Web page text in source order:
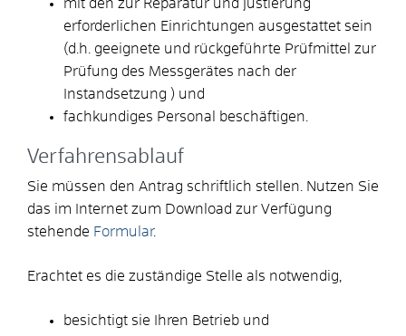
mit den zur Reparatur und Justierung
erforderlichen Einrichtungen ausgestattet sein
(d.h. geeignete und rückgeführte Prüfmittel zur
Prüfung des Messgerätes nach der
Instandsetzung ) und
fachkundiges Personal beschäftigen.
Verfahrensablauf
Sie müssen den Antrag schriftlich stellen. Nutzen Sie
das im Internet zum Download zur Verfügung
stehende Formular.
Erachtet es die zuständige Stelle als notwendig,
besichtigt sie Ihren Betrieb und